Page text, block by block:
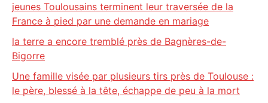
jeunes Toulousains terminent leur traversée de la
France à pied par une demande en mariage
la terre a encore tremblé près de Bagnères-de-
Bigorre
Une famille visée par plusieurs tirs près de Toulouse :
le père, blessé à la tête, échappe de peu à la mort